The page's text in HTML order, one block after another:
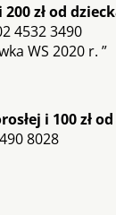
200 zł od
4532 3490
WS 2020 r. ”
i 100
8028